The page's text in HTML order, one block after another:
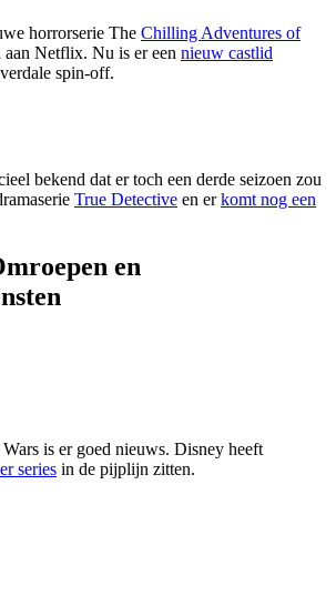
horrorserie The Chilling Adventures of
aan Netflix. Nu is er een nieuw castlid
spin-off.
bekend dat er toch een derde seizoen zou
True Detective en erkomt nog een
en
is er goed nieuws. Disney heeft
series in de pijplijn zitten.